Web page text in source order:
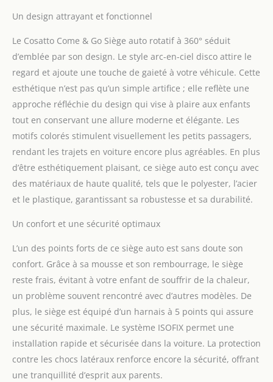
Come and Go i-Size
facilement en position
pour la direction de
déplacement requise et
passe en douceur de
l'arrière vers l'avant.
Orientation arrière
étendue (ERF) – i-Size
Come & Go i-Size
Rotation est ERF à 105 cm
(environ 4 ans et
grandira avec votre
enfant pour une sécurité
prolongée. ERF est
une collision avant, les
l'arrière répartissent la
force sur une zone
beaucoup plus grande
du dos, ce qui exerce
moins de pression sur la
tête, le cou et la colonne
vertébrale. Ce siège auto
a subi de nombreux tests
de sécurité et de collision
dans le cadre de la
dernière norme R129/i-
Un design attrayant et fonctionnel
Le Cosatto Come & Go Siège auto rotatif à 360° séduit
d’emblée par son design. Le style arc-en-ciel disco attire le
regard et ajoute une touche de gaieté à votre véhicule. Cette
esthétique n’est pas qu’un simple artifice ; elle reflète une
approche réfléchie du design qui vise à plaire aux enfants
tout en conservant une allure moderne et élégante. Les
motifs colorés stimulent visuellement les petits passagers,
rendant les trajets en voiture encore plus agréables. En plus
d’être esthétiquement plaisant, ce siège auto est conçu avec
des matériaux de haute qualité, tels que le polyester, l’acier
et le plastique, garantissant sa robustesse et sa durabilité.
Un confort et une sécurité optimaux
L’un des points forts de ce siège auto est sans doute son
confort. Grâce à sa mousse et son rembourrage, le siège
reste frais, évitant à votre enfant de souffrir de la chaleur,
un problème souvent rencontré avec d’autres modèles. De
plus, le siège est équipé d’un harnais à 5 points qui assure
une sécurité maximale. Le système ISOFIX permet une
installation rapide et sécurisée dans la voiture. La protection
contre les chocs latéraux renforce encore la sécurité, offrant
une tranquillité d’esprit aux parents.